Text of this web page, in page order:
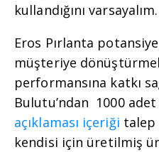
kullandığını varsayalım.
Eros Pırlanta
müşteriye
performansına katkı
Bulutu’ndan 1000
açıklaması içeriği talep
kendisi için üretilmiş